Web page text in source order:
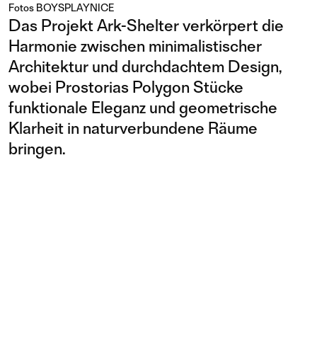
Fotos BOYSPLAYNICE
Das Projekt Ark-Shelter verkörpert die
Harmonie zwischen minimalistischer
Architektur und durchdachtem Design,
wobei Prostorias Polygon Stücke
funktionale Eleganz und geometrische
Klarheit in naturverbundene Räume
bringen.